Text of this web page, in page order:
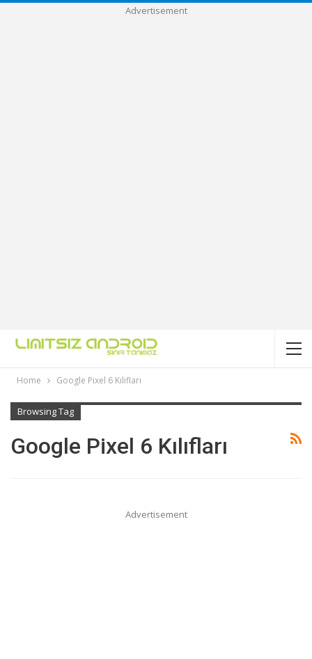
Advertisement
Home Google Pixel 6 Kılıfları
Browsing Tag
Google Pixel 6 Kılıfları
Advertisement